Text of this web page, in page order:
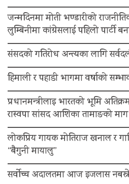
जन्मदिनमा मोती भण्डारीको
लुम्बिनीमा कांग्रेसलाई पहिलो पार्टी
संसदको गतिरोध अन्त्यका लागि
हिमाली र पहाडी भागमा वर्षाको
प्रधानमन्त्रीलाइ भारतको भूमि
रास्वपा सांसद आशिका तामाङको माग
लोकप्रिय गायक मोतिराज खनाल र
“बैगुनी मायालु”
सर्वोच्च अदालतमा आज इजलास